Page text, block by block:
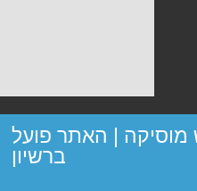
מוסיקה | האתר פועל
ברשיון